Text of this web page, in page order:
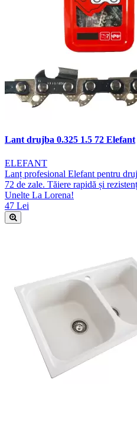
Lant drujba 0.325 1.5 72 Elefant
ELEFANT
Lanț profesional Elefant pentru
72 de zale. Tăiere rapidă și
Unelte La Lorena!
47 Lei